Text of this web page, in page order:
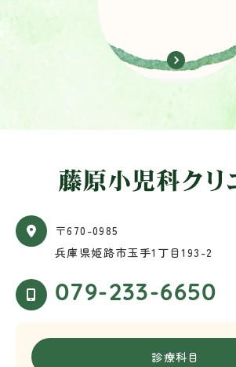
〒670-0985
兵庫県姫路市玉手1丁目193-2
079-233-6650
診療科目